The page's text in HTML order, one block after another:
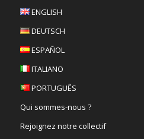
ENGLISH
DEUTSCH
ESPAÑOL
ITALIANO
PORTUGUÊS
Qui sommes-nous ?
Rejoignez notre collectif